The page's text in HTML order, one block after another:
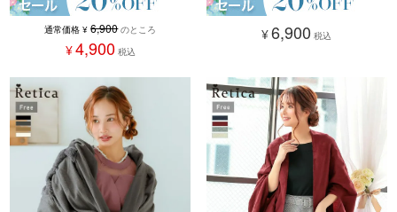
通常価格 ¥ 6,900 のところ
¥4,900 税込
¥6,900 税込